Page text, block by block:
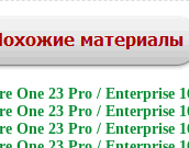
One 23 Pro / Enterprise
One 23 Pro / Enterprise
One 23 Pro / Enterprise